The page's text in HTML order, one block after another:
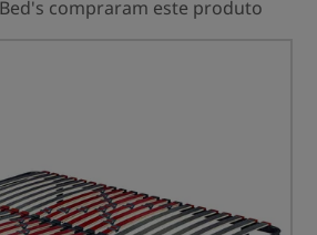
compraram este produto